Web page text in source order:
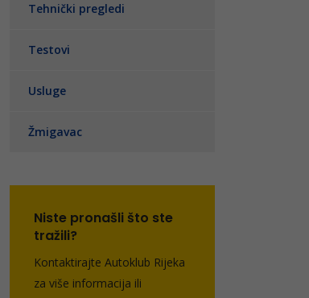
Tehnički pregledi
Testovi
Usluge
Žmigavac
Niste pronašli što ste
tražili?
Kontaktirajte Autoklub Rijeka
za više informacija ili